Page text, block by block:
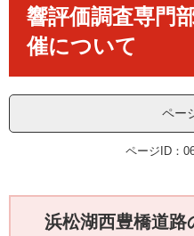
響評価調査専門
催について
ペー
ページID：
浜松湖西豊橋道路